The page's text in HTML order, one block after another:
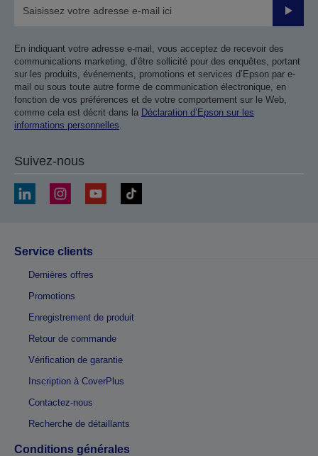
Valider
En indiquant votre adresse e-mail, vous acceptez de recevoir des
communications marketing, d’être sollicité pour des enquêtes, portant
sur les produits, événements, promotions et services d’Epson par e-
mail ou sous toute autre forme de communication électronique, en
fonction de vos préférences et de votre comportement sur le Web,
comme cela est décrit dans la Déclaration d’Epson sur les
informations personnelles
Suivez-nous
Service clients
Dernières offres
Promotions
Enregistrement de produit
Retour de commande
Vérification de garantie
Inscription à CoverPlus
Contactez-nous
Recherche de détaillants
Conditions générales